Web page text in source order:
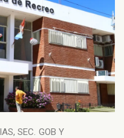
,SEC. GOB Y